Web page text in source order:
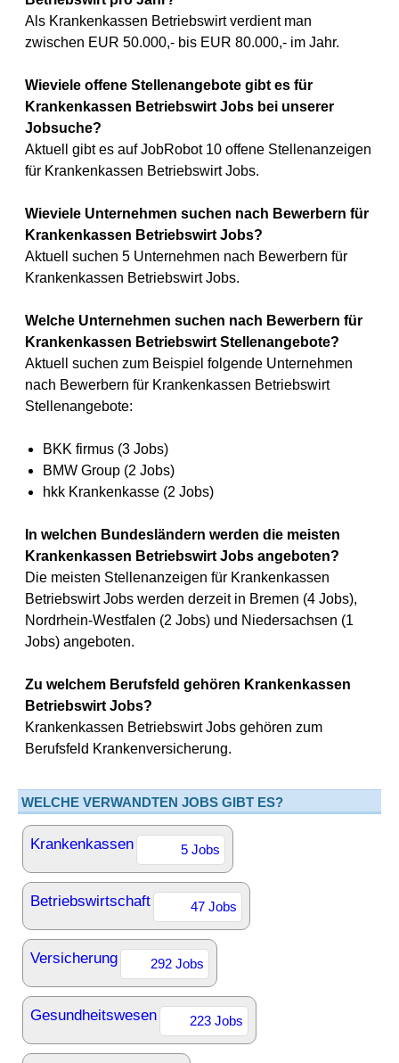
Als Krankenkassen Betriebswirt verdient man
zwischen EUR 50.000,- bis EUR 80.000,- im Jahr.
Wieviele offene Stellenangebote gibt es für
Krankenkassen Betriebswirt Jobs bei unserer
Jobsuche?
Aktuell gibt es auf JobRobot 10 offene Stellenanzeigen
für Krankenkassen Betriebswirt Jobs.
Wieviele Unternehmen suchen nach Bewerbern für
Krankenkassen Betriebswirt Jobs?
Aktuell suchen 5 Unternehmen nach Bewerbern für
Krankenkassen Betriebswirt Jobs.
Welche Unternehmen suchen nach Bewerbern für
Krankenkassen Betriebswirt Stellenangebote?
Aktuell suchen zum Beispiel folgende Unternehmen
nach Bewerbern für Krankenkassen Betriebswirt
Stellenangebote:
BKK firmus (3 Jobs)
BMW Group (2 Jobs)
hkk Krankenkasse (2 Jobs)
In welchen Bundesländern werden die meisten
Krankenkassen Betriebswirt Jobs angeboten?
Die meisten Stellenanzeigen für Krankenkassen
Betriebswirt Jobs werden derzeit in Bremen (4 Jobs),
Nordrhein-Westfalen (2 Jobs) und Niedersachsen (1
Jobs) angeboten.
Zu welchem Berufsfeld gehören Krankenkassen
Betriebswirt Jobs?
Krankenkassen Betriebswirt Jobs gehören zum
Berufsfeld Krankenversicherung.
WELCHE VERWANDTEN JOBS GIBT ES?
Krankenkassen 5 Jobs
Betriebswirtschaft 47 Jobs
Versicherung 292 Jobs
Gesundheitswesen 223 Jobs